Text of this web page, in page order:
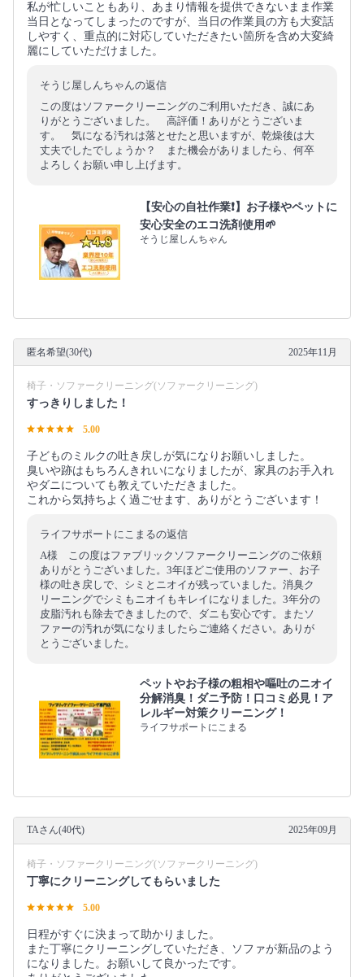
私が忙しいこともあり、あまり情報を提供できないまま作業
当日となってしまったのですが、当日の作業員の方も大変話
しやすく、重点的に対応していただきたい箇所を含め大変綺
麗にしていただけました。
そうじ屋しんちゃんの返信
この度はソファークリーニングのご利用いただき、誠にあ
りがとうございました。 高評価！ありがとうございま
す。 気になる汚れは落とせたと思いますが、乾燥後は大
丈夫でしたでしょうか？ また機会がありましたら、何卒
よろしくお願い申し上げます。
【安心の自社作業❗️】お子様やペットに
安心安全のエコ洗剤使用🌱
そうじ屋しんちゃん
匿名希望(30代) 2025年11月
椅子・ソファークリーニング(ソファークリーニング)
すっきりしました！
5.00
子どものミルクの吐き戻しが気になりお願いしました。
臭いや跡はもちろんきれいになりましたが、家具のお手入れ
やダニについても教えていただきました。
これから気持ちよく過ごせます、ありがとうございます！
ライフサポートにこまるの返信
A様 この度はファブリックソファークリーニングのご依頼
ありがとうございました。3年ほどご使用のソファー、お子
様の吐き戻しで、シミとニオイが残っていました。消臭ク
リーニングでシミもニオイもキレイになりました。3年分の
皮脂汚れも除去できましたので、ダニも安心です。またソ
ファーの汚れが気になりましたらご連絡ください。ありが
とうございました。
ペットやお子様の粗相や嘔吐のニオイ
分解消臭！ダニ予防！口コミ必見！ア
レルギー対策クリーニング！
ライフサポートにこまる
TAさん(40代) 2025年09月
椅子・ソファークリーニング(ソファークリーニング)
丁寧にクリーニングしてもらいました
5.00
日程がすぐに決まって助かりました。
また丁寧にクリーニングしていただき、ソファが新品のよう
になりました。お願いして良かったです。